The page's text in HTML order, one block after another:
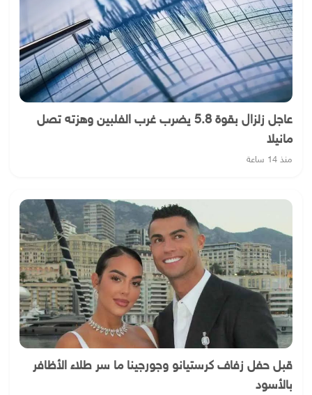
عاجل زلزال بقوة 5.8 يضرب غرب الفلبين وهزته تصل
مانيلا
منذ 14 ساعة
قبل حفل زفاف كرستيانو وجورجينا ما سر طلاء الأظافر
بالأسود